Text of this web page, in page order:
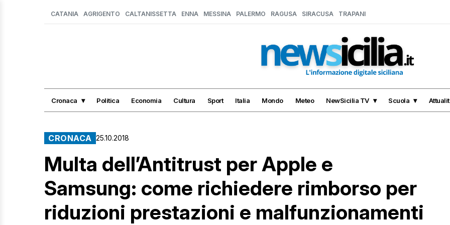
CATANIA AGRIGENTO CALTANISSETTA ENNA MESSINA PALERMO RAGUSA SIRACUSA TRAPANI
Cronaca Politica Economia Cultura Sport Italia Mondo Meteo NewSicilia TV Scuola
CRONACA 25.10.2018
Multa dell’Antitrust per Apple e
Samsung: come richiedere rimborso per
riduzioni prestazioni e malfunzionamenti